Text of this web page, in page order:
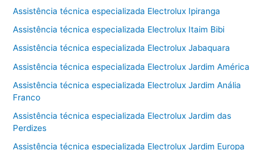
Assistência técnica especializada Electrolux Ipiranga
Assistência técnica especializada Electrolux Itaim Bibi
Assistência técnica especializada Electrolux Jabaquara
Assistência técnica especializada Electrolux Jardim América
Assistência técnica especializada Electrolux Jardim Anália
Franco
Assistência técnica especializada Electrolux Jardim das
Perdizes
Assistência técnica especializada Electrolux Jardim Europa